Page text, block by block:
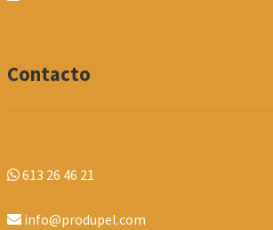
Contacto
613 26 46 21
info@produpel.com